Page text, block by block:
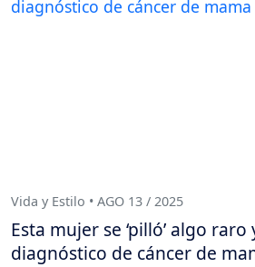
Vida y Estilo • AGO 13 / 2025
Esta mujer se ‘pilló’ algo
diagnóstico de cáncer de